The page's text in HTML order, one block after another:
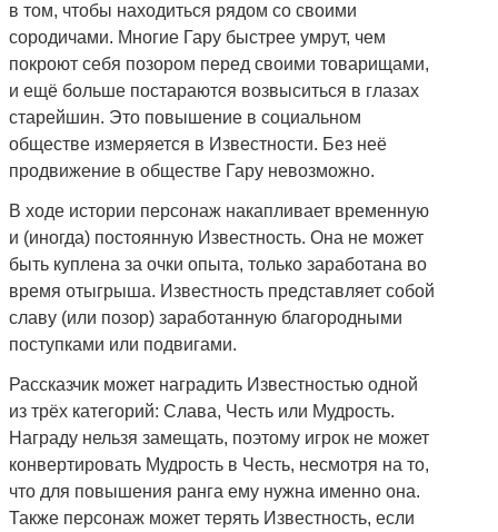
в том, чтобы находиться рядом со своими
сородичами. Многие Гару быстрее умрут, чем
покроют себя позором перед своими товарищами,
и ещё больше постараются возвыситься в глазах
старейшин. Это повышение в социальном
обществе измеряется в Известности. Без неё
продвижение в обществе Гару невозможно.
В ходе истории персонаж накапливает временную
и (иногда) постоянную Известность. Она не может
быть куплена за очки опыта, только заработана во
время отыгрыша. Известность представляет собой
славу (или позор) заработанную благородными
поступками или подвигами.
Рассказчик может наградить Известностью одной
из трёх категорий: Слава, Честь или Мудрость.
Награду нельзя замещать, поэтому игрок не может
конвертировать Мудрость в Честь, несмотря на то,
что для повышения ранга ему нужна именно она.
Также персонаж может терять Известность, если